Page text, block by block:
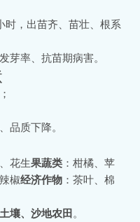
时，出苗齐、苗壮、根系
芽率、抗苗期病害。
品质下降。
花生果蔬类 ：柑橘、苹
椒经济作物 ：茶叶、棉
壤、沙地农田 。